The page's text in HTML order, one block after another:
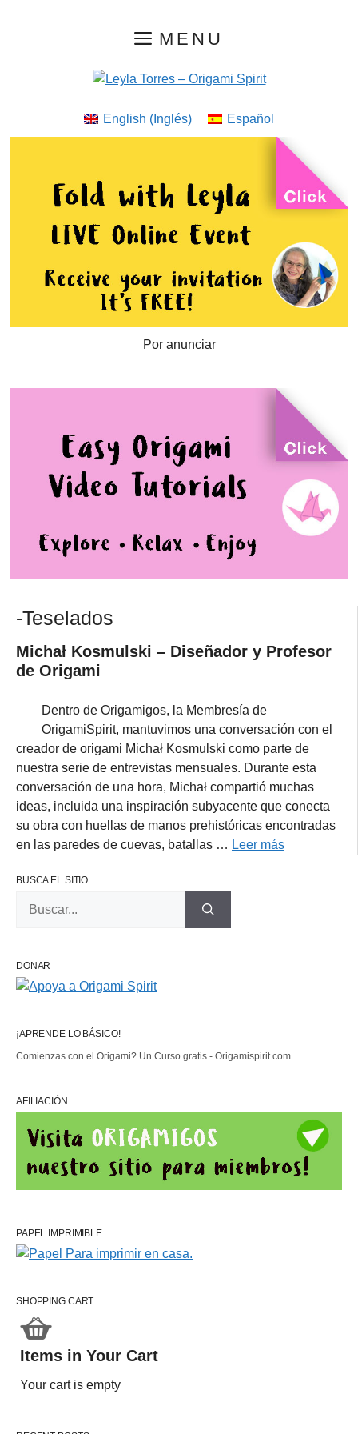
MENU
English ( Inglés) Español
Por anunciar
-Teselados
Michał Kosmulski – Diseñador y Profesor
de Origami
Dentro de Origamigos, la Membresía de
OrigamiSpirit, mantuvimos una conversación con el
creador de origami Michał Kosmulski como parte de
nuestra serie de entrevistas mensuales. Durante esta
conversación de una hora, Michał compartió muchas
ideas, incluida una inspiración subyacente que conecta
su obra con huellas de manos prehistóricas encontradas
en las paredes de cuevas, batallas … Leer más
BUSCA EL SITIO
DONAR
¡APRENDE LO BÁSICO!
Comienzas con el Origami? Un Curso gratis - Origamispirit.com
AFILIACIÓN
PAPEL IMPRIMIBLE
SHOPPING CART
Items in Your Cart
Your cart is empty